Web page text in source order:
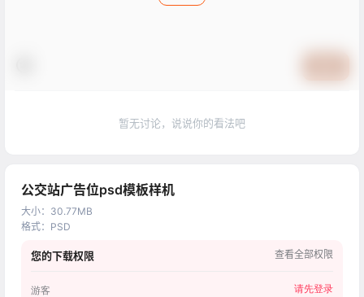
暂无讨论，说说你的看法吧
公交站广告位psd模板样机
大小： 30.77MB
格式： PSD
您的下载权限 查看全部权限
游客 请先登录